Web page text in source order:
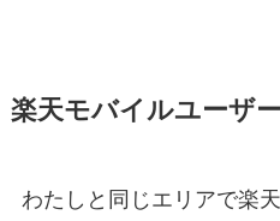
楽天モバイルユーザ
わたしと同じエリアで楽